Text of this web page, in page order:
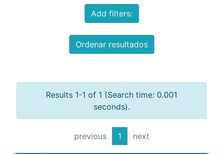
Add filters:
Ordenar resultados
Results 1-1 of 1 (Search time: 0.001
seconds).
previous 1 next